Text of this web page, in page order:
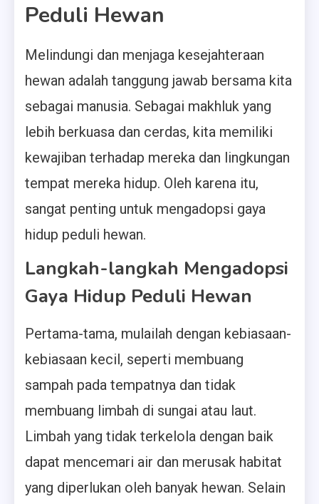
Peduli Hewan
Melindungi dan menjaga kesejahteraan
hewan adalah tanggung jawab bersama kita
sebagai manusia. Sebagai makhluk yang
lebih berkuasa dan cerdas, kita memiliki
kewajiban terhadap mereka dan lingkungan
tempat mereka hidup. Oleh karena itu,
sangat penting untuk mengadopsi gaya
hidup peduli hewan.
Langkah-langkah Mengadopsi
Gaya Hidup Peduli Hewan
Pertama-tama, mulailah dengan kebiasaan-
kebiasaan kecil, seperti membuang
sampah pada tempatnya dan tidak
membuang limbah di sungai atau laut.
Limbah yang tidak terkelola dengan baik
dapat mencemari air dan merusak habitat
yang diperlukan oleh banyak hewan. Selain